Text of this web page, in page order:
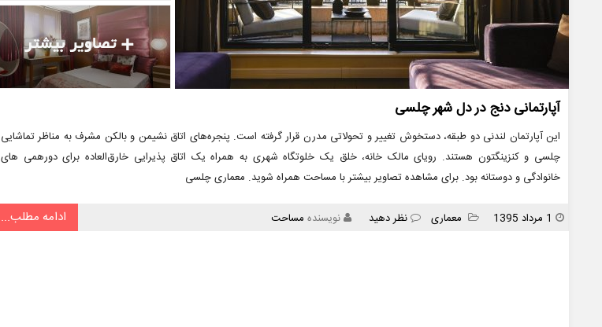
آپارتمانی دنج در دل شهر چلسی
این آپارتمان لندنی دو طبقه، دستخوش تغییر و تحولاتی مدرن قرار گرفته است. پنجره‌های اتاق نشیمن و بالکن مشرف‌ به مناظر تماشایی
چلسی و کنزینگتون هستند. رویای مالک خانه، خلق یک خلوتگاه شهری به همراه یک اتاق پذیرایی خارق‌العاده برای دورهمی های
خانوادگی و دوستانه بود. برای مشاهده تصاویر بیشتر با مساحت همراه شوید. معماری چلسی
انتشار1 مرداد 1395
دسته
معماری نظر دهید نویسنده مساحت ادامه مطلب...